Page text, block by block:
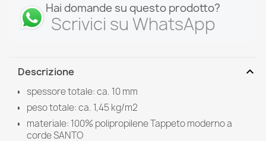
Hai domande su questo prodotto?
Scrivici su WhatsApp
Descrizione expand_more
spessore totale: ca. 10 mm
peso totale: ca. 1,45 kg/m2
materiale: 100% polipropilene Tappeto moderno a
corde SANTO